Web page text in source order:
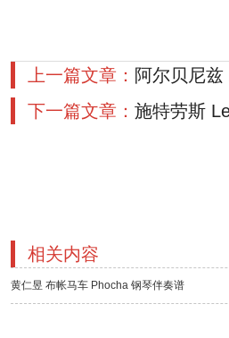
上一篇文章： 阿尔贝尼
下一篇文章： 施特劳斯
相关内容
黄仁昱 布帐马车 Phocha 钢琴伴奏谱